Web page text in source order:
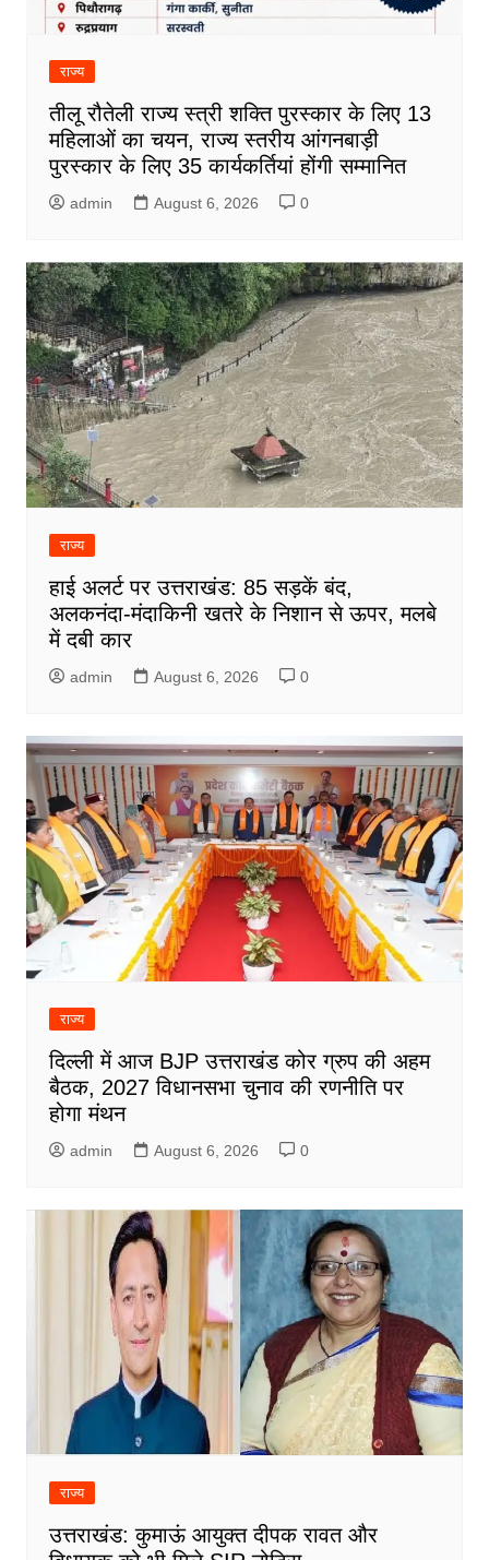
राज्य
तीलू रौतेली राज्य स्त्री शक्ति पुरस्कार के लिए 13
महिलाओं का चयन, राज्य स्तरीय आंगनबाड़ी
पुरस्कार के लिए 35 कार्यकर्तियां होंगी सम्मानित
admin August 6, 2026 0
राज्य
हाई अलर्ट पर उत्तराखंड: 85 सड़कें बंद,
अलकनंदा-मंदाकिनी खतरे के निशान से ऊपर, मलबे
में दबी कार
admin August 6, 2026 0
राज्य
दिल्ली में आज BJP उत्तराखंड कोर ग्रुप की अहम
बैठक, 2027 विधानसभा चुनाव की रणनीति पर
होगा मंथन
admin August 6, 2026 0
राज्य
उत्तराखंड: कुमाऊं आयुक्त दीपक रावत और